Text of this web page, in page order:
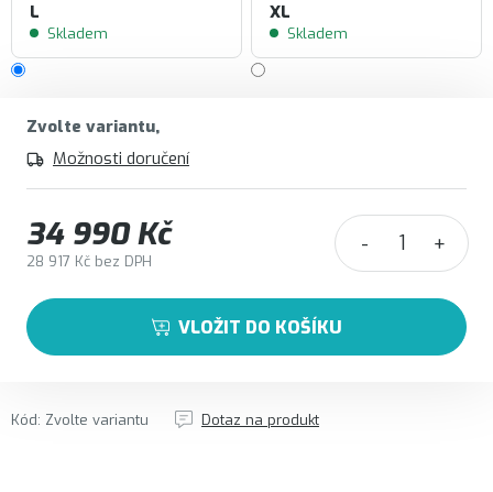
L
Skladem
XL
Skladem
Zvolte variantu
Možnosti doručení
34 990 Kč
28 917 Kč bez DPH
VLOŽIT DO KOŠÍKU
Kód: Zvolte variantu Dotaz na produkt